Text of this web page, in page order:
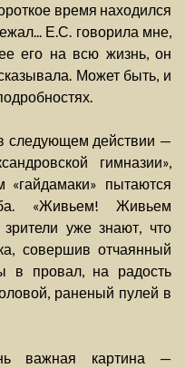
время находился
Е.С. говорила мне,
его на всю жизнь, он
Может быть, и
следующем действии —
гимназии»,
«гайдамаки» пытаются
«Живьем! Живьем
уже знают, что
совершив отчаянный
в провал, на радость
раненый пулей в
важная картина —